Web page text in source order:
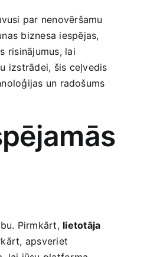
par nenovēršamu
biznesa iespējas,
risinājumus, lai
izstrādei, šis ceļvedis
‍un radošums
Pirmkārt, lietotāja
apsveriet